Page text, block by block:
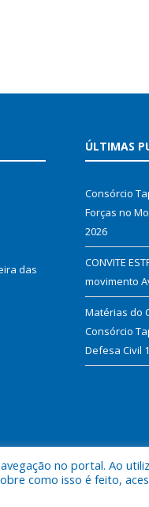
das
ÚLTIMAS
Consórcio
Forças no
2026
CONVITE
movimento
Matérias do
Consórcio
Defesa Civil
no portal. Ao
como isso é feito,